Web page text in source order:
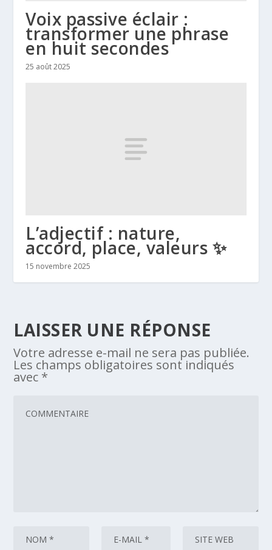
Voix passive éclair :
transformer une phrase
en huit secondes
25 août 2025
L’adjectif : nature,
accord, place, valeurs ✨
15 novembre 2025
LAISSER UNE RÉPONSE
Votre adresse e-mail ne sera pas publiée.
Les champs obligatoires sont indiqués
avec *